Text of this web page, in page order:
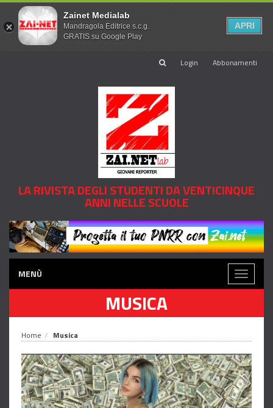
Login Abbonamenti
LA RIVISTA DEGLI STUDENTI DA VENTICINQUE
ANNI NELLE SCUOLE
MENÙ
Toggle
MUSICA
Home Musica
Zainet Medialab
Mandragola Editrice s.c.g.
GRATIS su Google Play
APRI